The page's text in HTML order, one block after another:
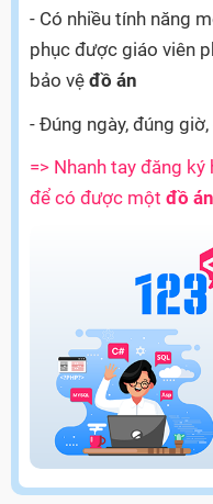
- Có nhiều tính năng
phục được giáo viên
bảo vệ đồ án
- Đúng ngày, đúng
=> Nhanh tay đăng
để có được một đồ án